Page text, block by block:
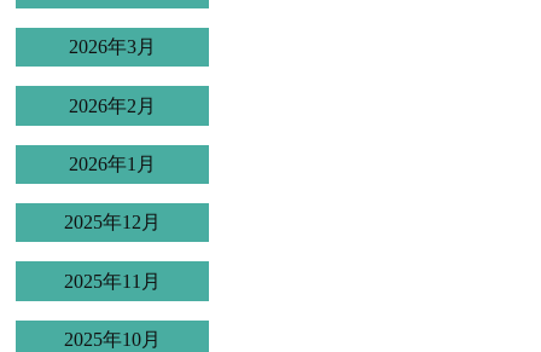
2026年3月
2026年2月
2026年1月
2025年12月
2025年11月
2025年10月